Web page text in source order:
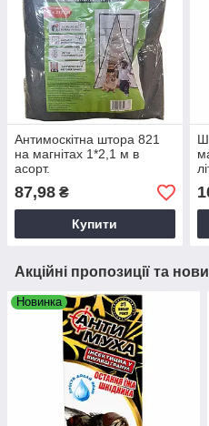
Антимоскітна штора 821
на магнітах 1*2,1 м в
асорт.
87,98 ₴
Купити
Акційні пропозиції та
Новинка